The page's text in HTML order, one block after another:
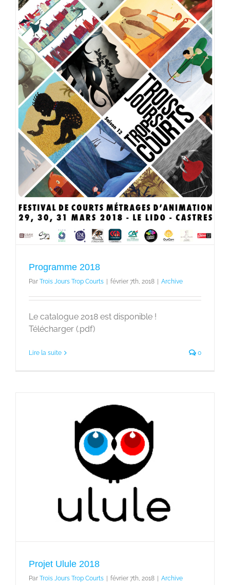
Programme 2018
Par Trois Jours Trop Courts | février 7th, 2018 | Archive
Le catalogue 2018 est disponible !
Télécharger (.pdf)
Lire la suite 0
Projet Ulule 2018
Par Trois Jours Trop Courts février 7th, 2018 Archive